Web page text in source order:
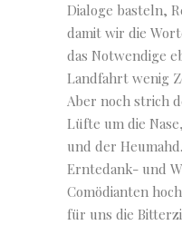
Dialoge basteln,
damit wir die
das Notwendige
Landfahrt wenig
Aber noch strich
Lüfte um die
und der
Erntedank- und
Comödianten
für uns die